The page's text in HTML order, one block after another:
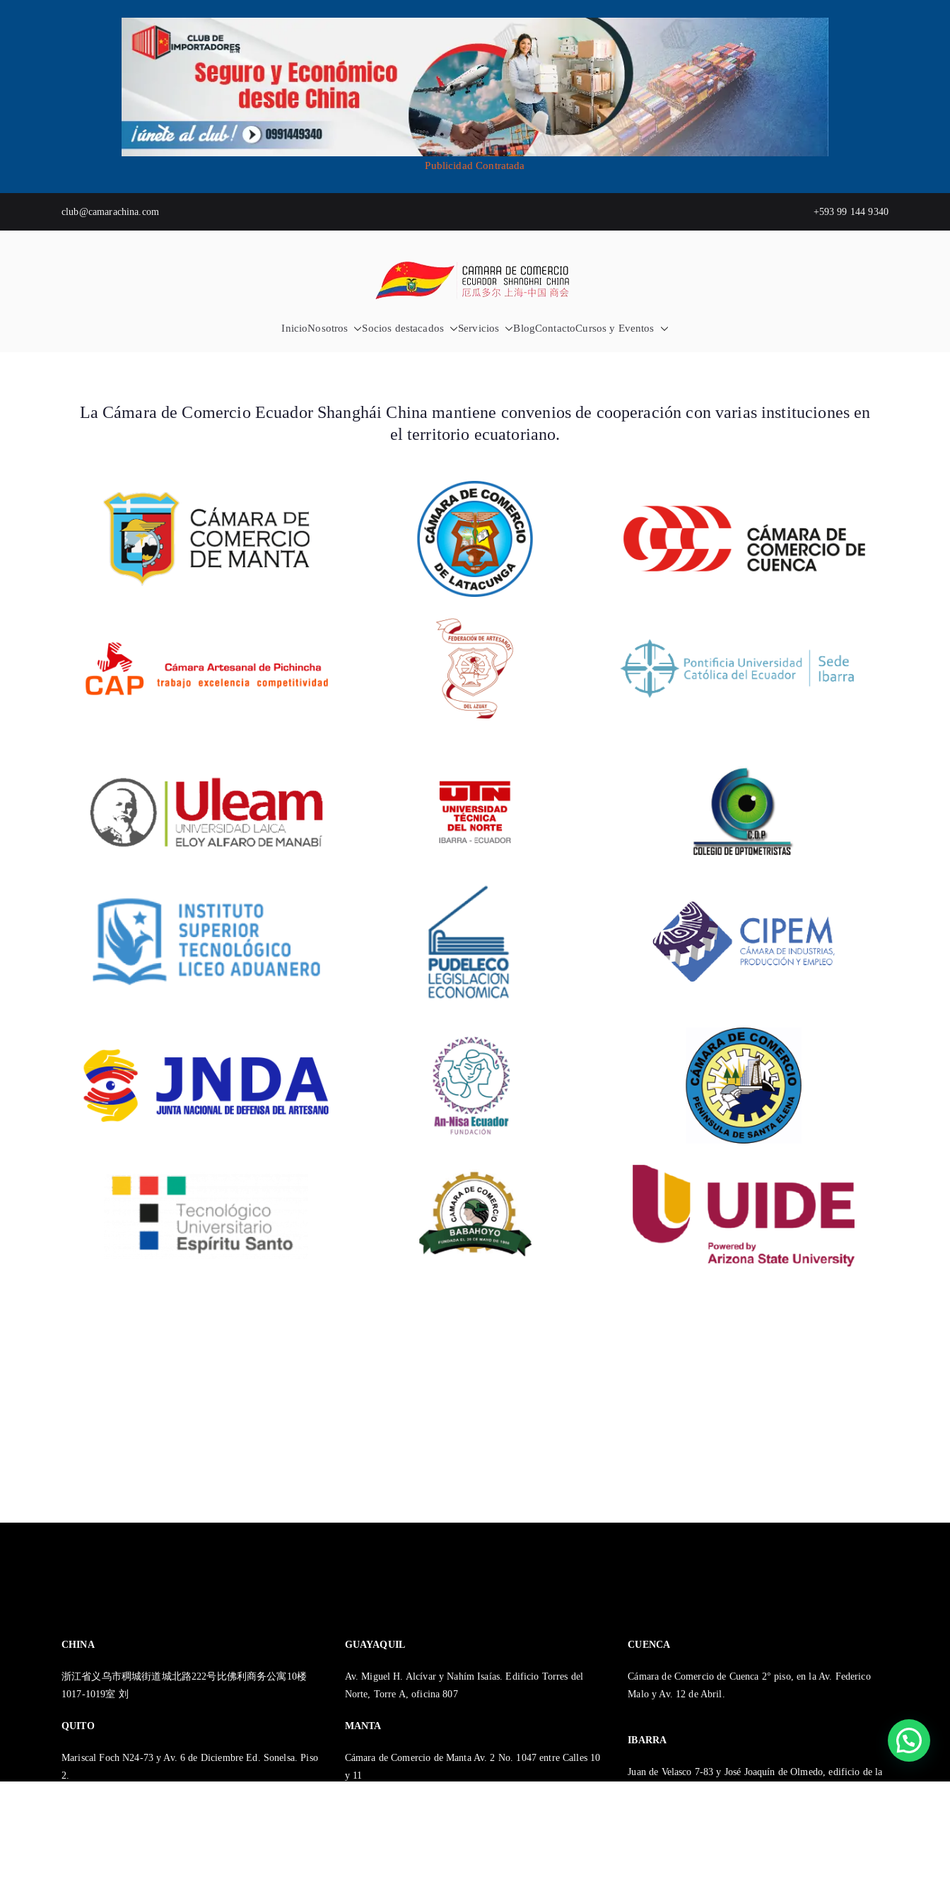
Publicidad Contratada
club@camarachina.com +593 99 144 9340
Cámara de Comercio Ecuador
Importa desde China - Compra en China - Exporta a China
InicioNosotros Socios destacados Servicios BlogContactoCursos y Eventos
La Cámara de Comercio Ecuador Shanghái China mantiene convenios de cooperación con varias instituciones en
el territorio ecuatoriano.
CHINA
浙江省义乌市稠城街道城北路222号比佛利商务公寓10楼
1017-1019室 刘
QUITO
Mariscal Foch N24-73 y Av. 6 de Diciembre Ed. Sonelsa. Piso
2.
GUAYAQUIL
Av. Miguel H. Alcívar y Nahím Isaías. Edificio Torres del
Norte, Torre A, oficina 807
MANTA
Cámara de Comercio de Manta Av. 2 No. 1047 entre Calles 10
y 11
CUENCA
Cámara de Comercio de Cuenca 2° piso, en la Av. Federico
Malo y Av. 12 de Abril.
IBARRA
Juan de Velasco 7-83 y José Joaquín de Olmedo, edificio de la